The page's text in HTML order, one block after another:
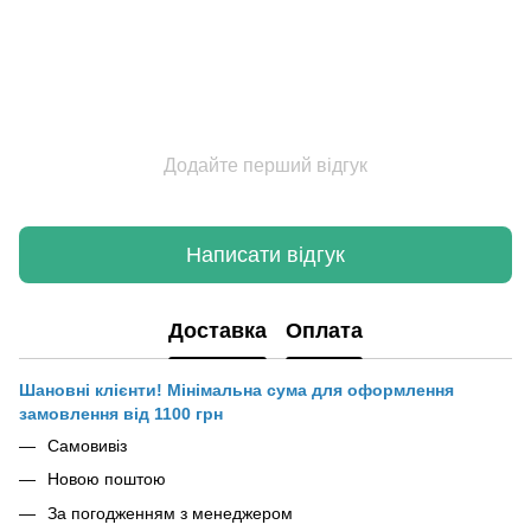
Додайте перший відгук
Написати відгук
Доставка Оплата
Шановні клієнти! Мінімальна сума для оформлення
замовлення від 1100 грн
Самовивіз
Новою поштою
За погодженням з менеджером